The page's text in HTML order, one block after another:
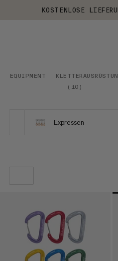
KOSTENLOSE
EQUIPMENT
( 10 )
Expressen